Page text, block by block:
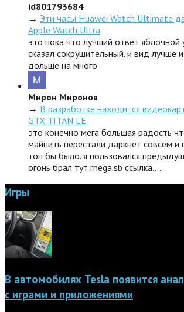
id801793684
→ Эти часы Huawei Watch Ultimate
Apple Watch Ultra
это пока что лучший ответ яблочной
сказал сокрушительный. и вид лучше
дольше на много
Мирон Миронов
→ В разработке находится
GTX TITAN LE
это конечно мега большая радость
майнить перестали даркнет совсем и
топ бы было. я пользовался
огонь брал тут rnega.sb ссылка.…
Игры
В автомобилях Tesla появится
с играми и приложениями